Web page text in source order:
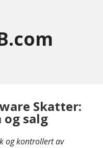
Skatter:
salg
og kontrollert av